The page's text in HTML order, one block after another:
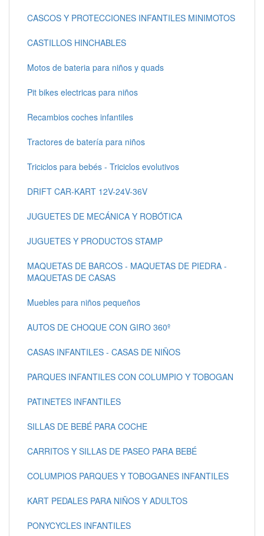
CASCOS Y PROTECCIONES INFANTILES MINIMOTOS
CASTILLOS HINCHABLES
Motos de bateria para niños y quads
Pit bikes electricas para niños
Recambios coches infantiles
Tractores de batería para niños
Triciclos para bebés - Triciclos evolutivos
DRIFT CAR-KART 12V-24V-36V
JUGUETES DE MECÁNICA Y ROBÓTICA
JUGUETES Y PRODUCTOS STAMP
MAQUETAS DE BARCOS - MAQUETAS DE PIEDRA -
MAQUETAS DE CASAS
Muebles para niños pequeños
AUTOS DE CHOQUE CON GIRO 360º
CASAS INFANTILES - CASAS DE NIÑOS
PARQUES INFANTILES CON COLUMPIO Y TOBOGAN
PATINETES INFANTILES
SILLAS DE BEBÉ PARA COCHE
CARRITOS Y SILLAS DE PASEO PARA BEBÉ
COLUMPIOS PARQUES Y TOBOGANES INFANTILES
KART PEDALES PARA NIÑOS Y ADULTOS
PONYCYCLES INFANTILES